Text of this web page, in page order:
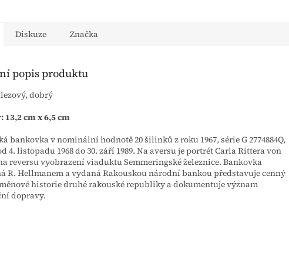
Diskuze Značka
popis produktu
dobrý
13,2 cm x 6,5 cm
bankovka v nominální hodnotě 20 šilinků z roku 1967, série G 2774884Q,
4. listopadu 1968 do 30. září 1989. Na aversu je portrét Carla Rittera von
reversu vyobrazení viaduktu Semmeringské železnice. Bankovka
R. Hellmanem a vydaná Rakouskou národní bankou představuje cenný
historie druhé rakouské republiky a dokumentuje význam
dopravy.